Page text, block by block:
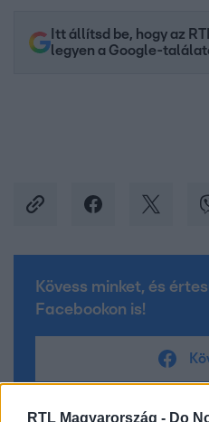
RTL Magyarország - Do
Itt állítsd be, hogy az
legyen a Google-
Kövess minket, és
Facebookon is!